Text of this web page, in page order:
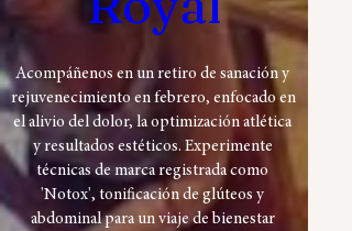
Acompáñenos en un retiro de sanación y
rejuvenecimiento en febrero, enfocado en
el alivio del dolor, la optimización atlética
y resultados estéticos. Experimente
técnicas de marca registrada como
'Notox', tonificación de glúteos y
abdominal para un viaje de bienestar